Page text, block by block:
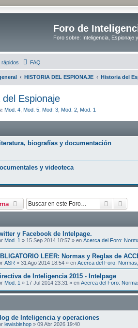
Foro de
Foro sobre: Inteligencia, Espionaje
rápidos FAQ
HISTORIA DEL ESPIONAJE Historia del
del Espionaje
Mod. 4 Mod. 5 Mod. 3 Mod. 2 Mod. 1
biografías y documentación
y videoteca
Buscar
y Facebook de Intelpage.
Mod. 1 » 15 Sep 2014 18:57 » en Acerca del Foro:
LEER: Normas y Reglas de
ASR » 31 Ago 2014 18:54 » en Acerca del Foro:
de Inteligencia 2015 - Intelpage
Mod. 1 » 17 Jul 2014 23:31 » en Acerca del Foro:
de Inteligencia y operaciones
lewisbishop » 09 Abr 2026 19:40